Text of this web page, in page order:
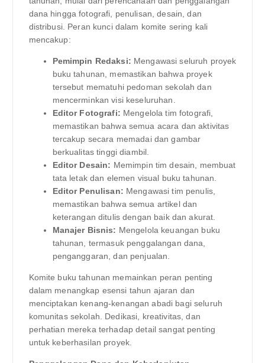
dana hingga fotografi, penulisan, desain, dan
distribusi. Peran kunci dalam komite sering kali
mencakup:
Pemimpin Redaksi: Mengawasi seluruh proyek
buku tahunan, memastikan bahwa proyek
tersebut mematuhi pedoman sekolah dan
mencerminkan visi keseluruhan.
Editor Fotografi: Mengelola tim fotografi,
memastikan bahwa semua acara dan aktivitas
tercakup secara memadai dan gambar
berkualitas tinggi diambil.
Editor Desain: Memimpin tim desain, membuat
tata letak dan elemen visual buku tahunan.
Editor Penulisan: Mengawasi tim penulis,
memastikan bahwa semua artikel dan
keterangan ditulis dengan baik dan akurat.
Manajer Bisnis: Mengelola keuangan buku
tahunan, termasuk penggalangan dana,
penganggaran, dan penjualan.
Komite buku tahunan memainkan peran penting
dalam menangkap esensi tahun ajaran dan
menciptakan kenang-kenangan abadi bagi seluruh
komunitas sekolah. Dedikasi, kreativitas, dan
perhatian mereka terhadap detail sangat penting
untuk keberhasilan proyek.